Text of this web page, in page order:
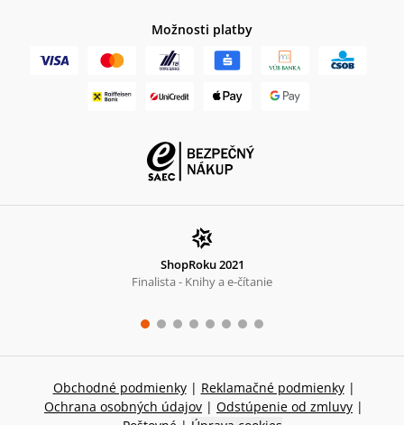
Možnosti platby
ShopRoku 2021
Finalista - Knihy a e-čítanie
Obchodné podmienky | Reklamačné podmienky |
Ochrana osobných údajov | Odstúpenie od zmluvy |